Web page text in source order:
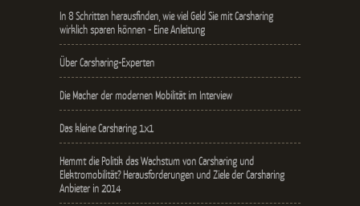
In 8 Schritten herausfinden, wie viel Geld Sie mit Carsharing
wirklich sparen können - Eine Anleitung
Über Carsharing-Experten
Die Macher der modernen Mobilität im Interview
Das kleine Carsharing 1x1
Hemmt die Politik das Wachstum von Carsharing und
Elektromobilität? Herausforderungen und Ziele der Carsharing
Anbieter in 2014